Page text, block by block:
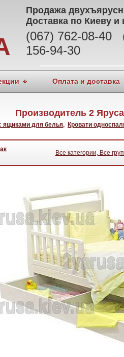
Продажа
Доставка по Киеву и
(067) 762-08-40
156-94-30
Оплата и доставка
Производитель 2
ящиками для белья, Кровати
Все категории, Все